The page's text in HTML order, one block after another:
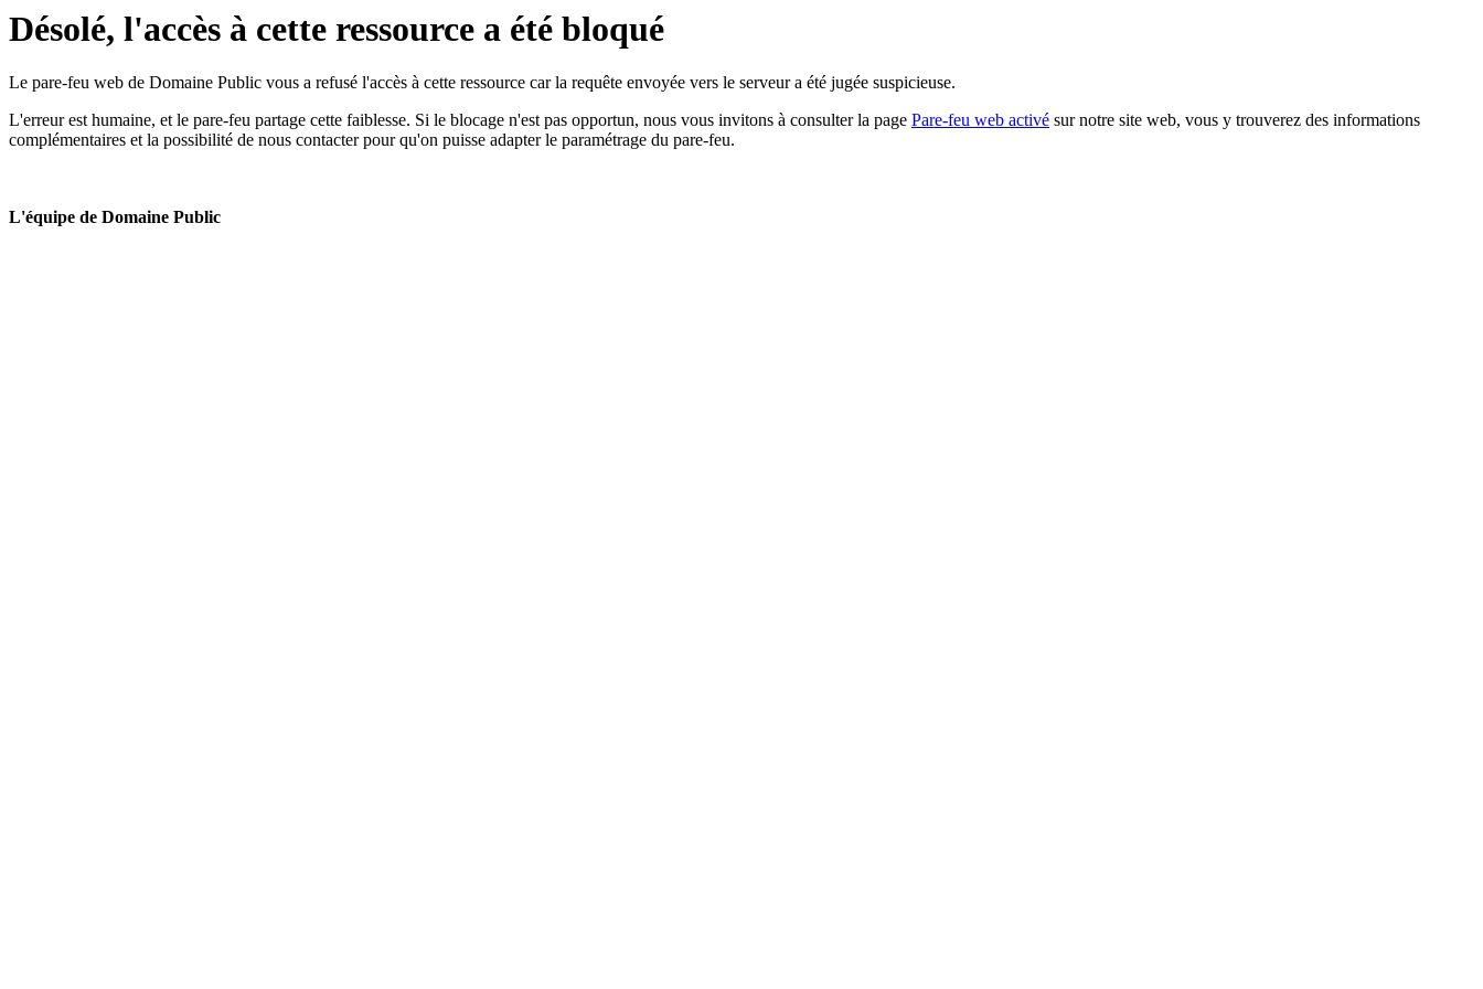
Désolé, l'accès à cette ressource a été bloqué
Le pare-feu web de Domaine Public vous a refusé l'accès à cette ressource car la requête envoyée vers le serveur a été jugée suspicieuse.
L'erreur est humaine, et le pare-feu partage cette faiblesse. Si le blocage n'est pas opportun, nous vous invitons à consulter la page Pare-feu web activé sur notre site web, vous y trouverez des informations
complémentaires et la possibilité de nous contacter pour qu'on puisse adapter le paramétrage du pare-feu.
L'équipe de Domaine Public